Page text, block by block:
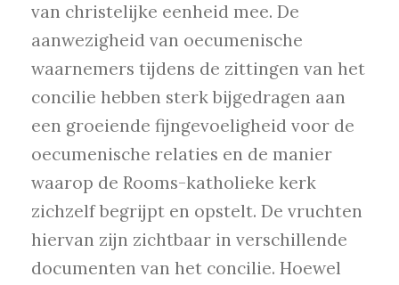
van christelijke eenheid mee. De
aanwezigheid van oecumenische
waarnemers tijdens de zittingen van het
concilie hebben sterk bijgedragen aan
een groeiende fijngevoeligheid voor de
oecumenische relaties en de manier
waarop de Rooms-katholieke kerk
zichzelf begrijpt en opstelt. De vruchten
hiervan zijn zichtbaar in verschillende
documenten van het concilie. Hoewel